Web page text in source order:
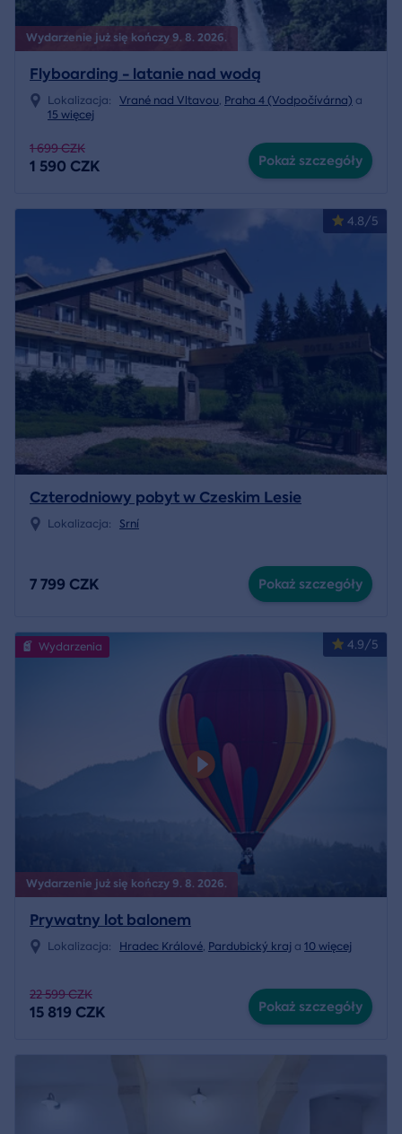
Wydarzenie już się kończy 9. 8. 2026.
Flyboarding - latanie nad wodą
Lokalizacja: Vrané nad Vltavou, Praha 4 (Vodpočívárna) a
15 więcej
1 699 CZK
1 590 CZK Pokaż szczegóły
4.8/5
Czterodniowy pobyt w Czeskim Lesie
Lokalizacja: Srní
7 799 CZK Pokaż szczegóły
Wydarzenie już się kończy 9. 8. 2026.
4.9/5
Wydarzenia
Prywatny lot balonem
Lokalizacja: Hradec Králové, Pardubický kraj a 10 więcej
22 599 CZK
15 819 CZK Pokaż szczegóły